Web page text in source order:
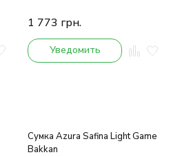
1 773 грн.
Уведомить
Сумка Azura Safina Light Game
Bakkan